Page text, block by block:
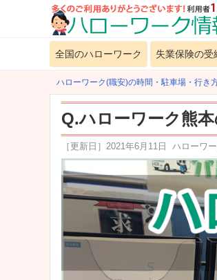
全国のハローワーク 失業保険の受
ハローワーク(職安)の時間・駐車場・行き
Q.ハローワーク熊
［更新日］ 2021年6月11日 ハローワ